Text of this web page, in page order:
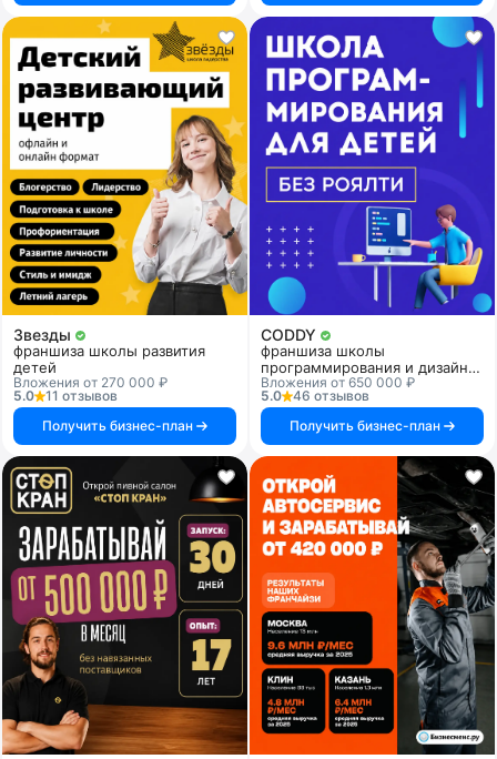
Звезды
франшиза школы развития
детей
Вложения от 270 000 ₽
5.0
11 отзывов
Получить бизнес-план
CODDY
франшиза школы
программирования и дизайна
для детей
Вложения от 650 000 ₽
5.0
46 отзывов
Получить бизнес-план